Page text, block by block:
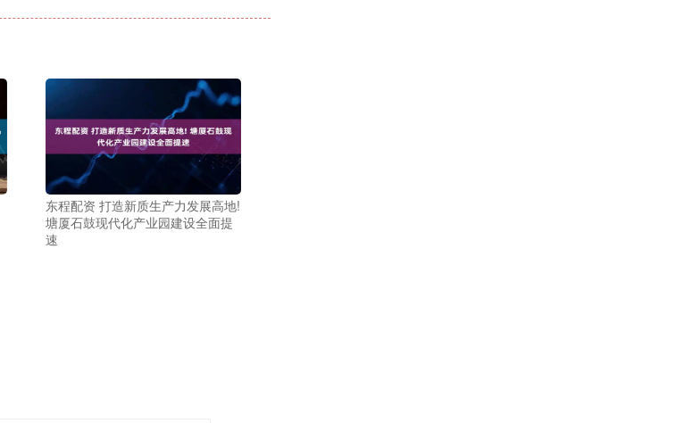
东程配资 打造新质生产力发展高地!
塘厦石鼓现代化产业园建设全面提
速